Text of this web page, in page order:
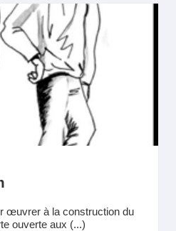
œuvrer à la construction du
ouverte aux (...)